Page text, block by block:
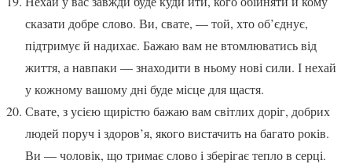
сказати добре слово. Ви, свате, — той, хто об’єднує,
підтримує й надихає. Бажаю вам не втомлюватись від
життя, а навпаки — знаходити в ньому нові сили. І нехай
у кожному вашому дні буде місце для щастя.
Свате, з усією щирістю бажаю вам світлих доріг, добрих
людей поруч і здоров’я, якого вистачить на багато років.
Ви — чоловік, що тримає слово і зберігає тепло в серці.